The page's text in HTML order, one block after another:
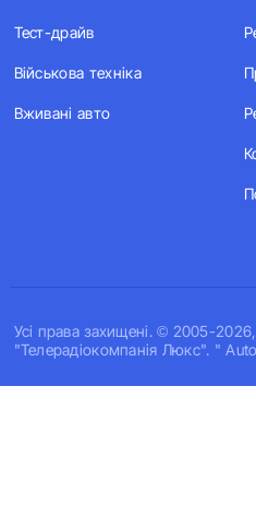
Усi права захищенi. © 2005-
"Телерадіокомпанія Люкс". "
Тест-драйв
Військова техніка
Вживані авто